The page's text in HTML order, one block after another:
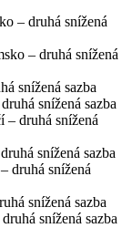
– druhá snížená
– druhá snížená
snížená sazba
snížená sazba
druhá snížená
snížená sazba
druhá snížená
snížená sazba
snížená sazba